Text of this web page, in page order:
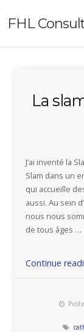
FHL
La
J’ai inventé la
Slam dans un
qui accueille
aussi. Au sein
nous nous
de tous âges …
Continue